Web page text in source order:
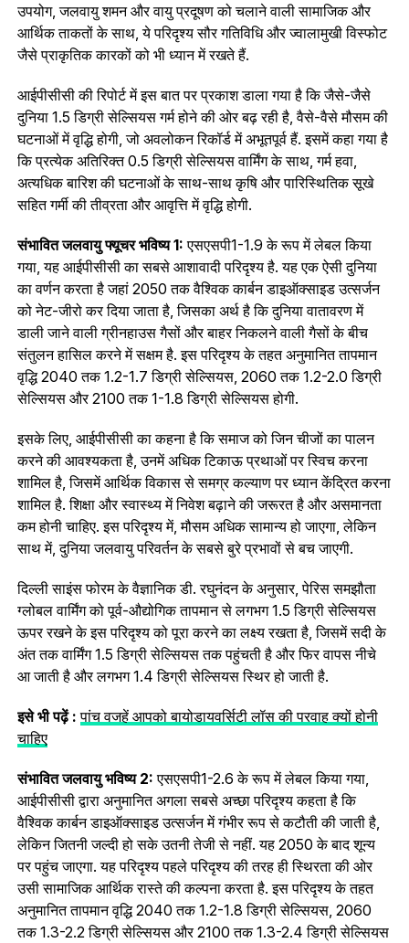
उपयोग, जलवायु शमन और वायु प्रदूषण को चलाने वाली सामाजिक और
आर्थिक ताकतों के साथ, ये परिदृश्य सौर गतिविधि और ज्वालामुखी विस्फोट
जैसे प्राकृतिक कारकों को भी ध्यान में रखते हैं.
आईपीसीसी की रिपोर्ट में इस बात पर प्रकाश डाला गया है कि जैसे-जैसे
दुनिया 1.5 डिग्री सेल्सियस गर्म होने की ओर बढ़ रही है, वैसे-वैसे मौसम की
घटनाओं में वृद्धि होगी, जो अवलोकन रिकॉर्ड में अभूतपूर्व हैं. इसमें कहा गया है
कि प्रत्येक अतिरिक्त 0.5 डिग्री सेल्सियस वार्मिंग के साथ, गर्म हवा,
अत्यधिक बारिश की घटनाओं के साथ-साथ कृषि और पारिस्थितिक सूखे
सहित गर्मी की तीव्रता और आवृत्ति में वृद्धि होगी.
संभावित जलवायु फ्यूचर भविष्य 1: एसएसपी1-1.9 के रूप में लेबल किया
गया, यह आईपीसीसी का सबसे आशावादी परिदृश्य है. यह एक ऐसी दुनिया
का वर्णन करता है जहां 2050 तक वैश्विक कार्बन डाइऑक्साइड उत्सर्जन
को नेट-जीरो कर दिया जाता है, जिसका अर्थ है कि दुनिया वातावरण में
डाली जाने वाली ग्रीनहाउस गैसों और बाहर निकलने वाली गैसों के बीच
संतुलन हासिल करने में सक्षम है. इस परिदृश्य के तहत अनुमानित तापमान
वृद्धि 2040 तक 1.2-1.7 डिग्री सेल्सियस, 2060 तक 1.2-2.0 डिग्री
सेल्सियस और 2100 तक 1-1.8 डिग्री सेल्सियस होगी.
इसके लिए, आईपीसीसी का कहना है कि समाज को जिन चीजों का पालन
करने की आवश्यकता है, उनमें अधिक टिकाऊ प्रथाओं पर स्विच करना
शामिल है, जिसमें आर्थिक विकास से समग्र कल्याण पर ध्यान केंद्रित करना
शामिल है. शिक्षा और स्वास्थ्य में निवेश बढ़ाने की जरूरत है और असमानता
कम होनी चाहिए. इस परिदृश्य में, मौसम अधिक सामान्य हो जाएगा, लेकिन
साथ में, दुनिया जलवायु परिवर्तन के सबसे बुरे प्रभावों से बच जाएगी.
दिल्ली साइंस फोरम के वैज्ञानिक डी. रघुनंदन के अनुसार, पेरिस समझौता
ग्लोबल वार्मिंग को पूर्व-औद्योगिक तापमान से लगभग 1.5 डिग्री सेल्सियस
ऊपर रखने के इस परिदृश्य को पूरा करने का लक्ष्य रखता है, जिसमें सदी के
अंत तक वार्मिंग 1.5 डिग्री सेल्सियस तक पहुंचती है और फिर वापस नीचे
आ जाती है और लगभग 1.4 डिग्री सेल्सियस स्थिर हो जाती है.
इसे भी पढ़ें :पांच वजहें आपको बायोडायवर्सिटी लॉस की परवाह क्‍यों होनी
चाहिए
संभावित जलवायु भविष्य 2: एसएसपी1-2.6 के रूप में लेबल किया गया,
आईपीसीसी द्वारा अनुमानित अगला सबसे अच्छा परिदृश्य कहता है कि
वैश्विक कार्बन डाइऑक्साइड उत्सर्जन में गंभीर रूप से कटौती की जाती है,
लेकिन जितनी जल्दी हो सके उतनी तेजी से नहीं. यह 2050 के बाद शून्य
पर पहुंच जाएगा. यह परिदृश्य पहले परिदृश्य की तरह ही स्थिरता की ओर
उसी सामाजिक आर्थिक रास्ते की कल्पना करता है. इस परिदृश्य के तहत
अनुमानित तापमान वृद्धि 2040 तक 1.2-1.8 डिग्री सेल्सियस, 2060
तक 1.3-2.2 डिग्री सेल्सियस और 2100 तक 1.3-2.4 डिग्री सेल्सियस